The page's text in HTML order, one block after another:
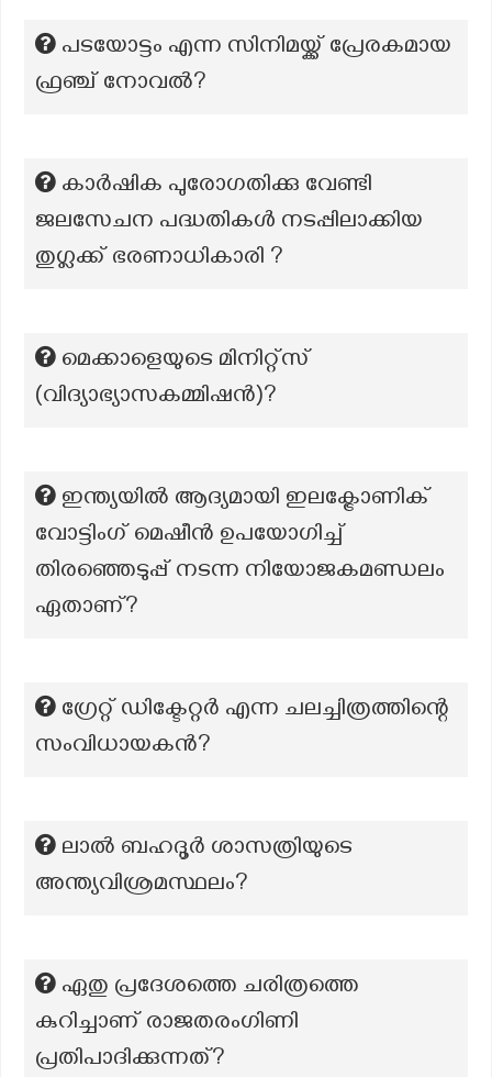
പടയോട്ടം എന്ന സിനിമയ്ക്ക് പ്രേരകമായ
ഫ്രഞ്ച് നോവൽ?
കാർഷിക പുരോഗതിക്കു വേണ്ടി
ജലസേചന പദ്ധതികൾ നടപ്പിലാക്കിയ
തുഗ്ലക്ക് ഭരണാധികാരി ?
മെക്കാളെയുടെ മിനിറ്റ്സ്
(വിദ്യാഭ്യാസകമ്മിഷന്‍)?
ഇന്ത്യയിൽ ആദ്യമായി ഇലക്ട്രോണിക്
വോട്ടിംഗ് മെഷീൻ ഉപയോഗിച്ച്
തിരഞ്ഞെടുപ്പ് നടന്ന നിയോജകമണ്ഡലം
ഏതാണ്?
ഗ്രേറ്റ് ഡിക്ടേറ്റർ എന്ന ചലച്ചിത്രത്തിന്റെ
സംവിധായകൻ?
ലാൽ ബഹദൂർ ശാസത്രിയുടെ
അന്ത്യവിശ്രമസ്ഥലം?
ഏതു പ്രദേശത്തെ ചരിത്രത്തെ
കുറിച്ചാണ് രാജതരംഗിണി
പ്രതിപാദിക്കുന്നത്?